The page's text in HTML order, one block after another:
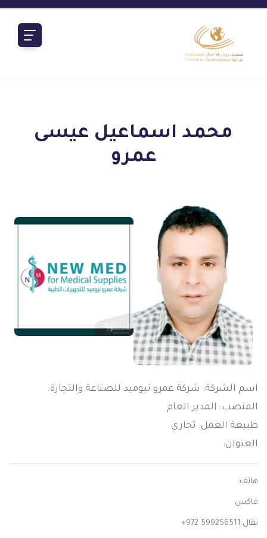
محمد اسماعيل عيسى
عمرو
اسم الشركة: شركة عمرو نيوميد للصناعة والتجارة.
المنصب: المدير العام
طبيعة العمل: تجاري
العنوان:
هاتف:
فاكس:
نقال: +972 599256511